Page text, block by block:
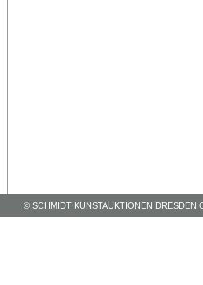
© SCHMIDT KUNSTAUKTIONEN DRESDEN